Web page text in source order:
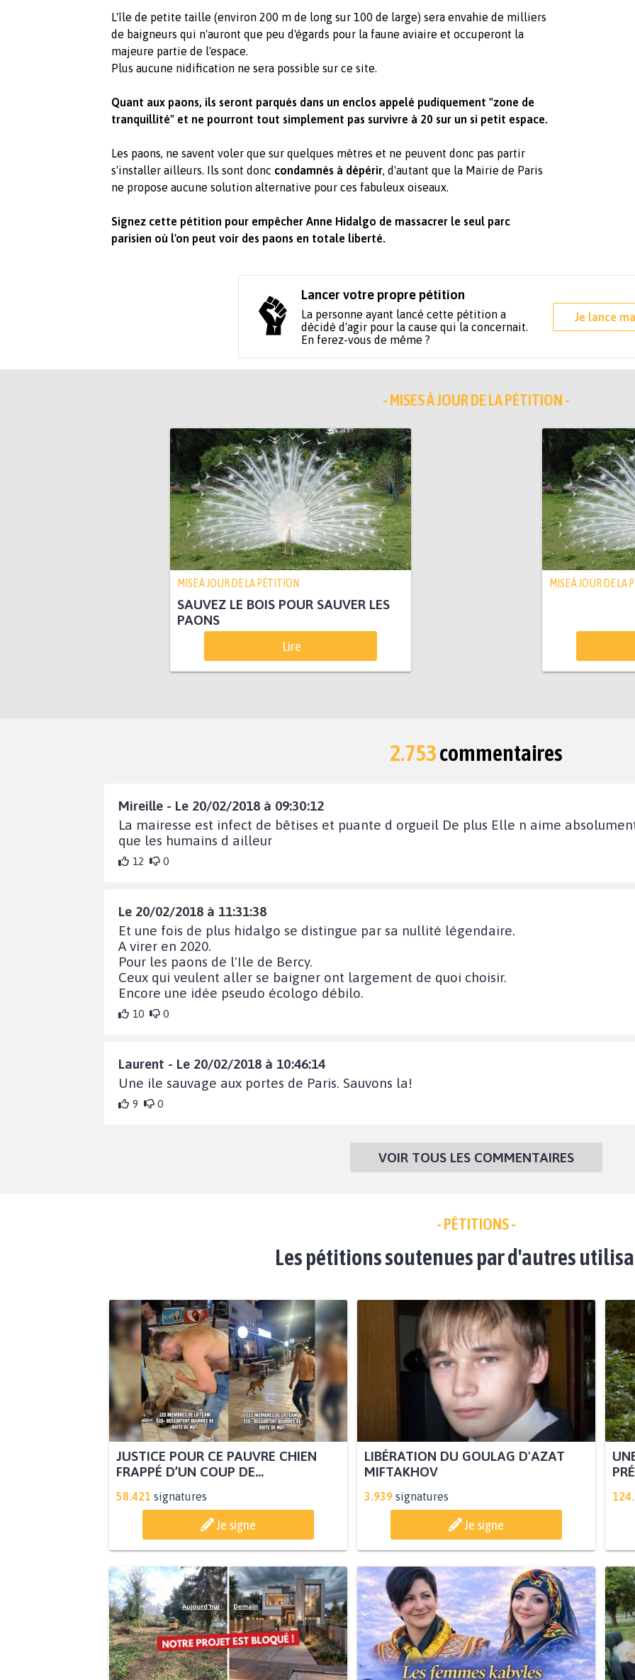
L'île de petite taille (environ 200 m de long sur 100 de large) sera envahie de milliers
de baigneurs qui n'auront que peu d'égards pour la faune aviaire et occuperont la
majeure partie de l'espace.
Plus aucune nidification ne sera possible sur ce site.
Quant aux paons, ils seront parqués dans un enclos appelé pudiquement "zone de
tranquillité" et ne pourront tout simplement pas survivre à 20 sur un si petit espace.
Les paons, ne savent voler que sur quelques mètres et ne peuvent donc pas partir
s'installer ailleurs. Ils sont donc condamnés à dépérir, d'autant que la Mairie de Paris
ne propose aucune solution alternative pour ces fabuleux oiseaux.
Signez cette pétition pour empêcher Anne Hidalgo de massacrer le seul parc
parisien où l'on peut voir des paons en totale liberté.
Lancer votre propre pétition
La personne ayant lancé cette pétition a
décidé d'agir pour la cause qui la concernait.
En ferez-vous de même ?
Je lance
- MISES À JOUR DE LA PÉTITION -
MISE À JOUR DE LA PÉTITION
SAUVEZ LE BOIS POUR SAUVER LES
PAONS
Lire
MISE À JOUR DE LA
2.753commentaires
Mireille - Le 20/02/2018 à 09:30:12
La mairesse est infect de bêtises et puante d orgueil De plus Elle n aime
que les humains d ailleur
12 0
Le 20/02/2018 à 11:31:38
Et une fois de plus hidalgo se distingue par sa nullité légendaire.
A virer en 2020.
Pour les paons de l'Ile de Bercy.
Ceux qui veulent aller se baigner ont largement de quoi choisir.
Encore une idée pseudo écologo débilo.
10 0
Laurent - Le 20/02/2018 à 10:46:14
Une ile sauvage aux portes de Paris. Sauvons la!
9 0
VOIR TOUS LES COMMENTAIRES
- PÉTITIONS -
Les pétitions soutenues par d'autres
JUSTICE POUR CE PAUVRE CHIEN
FRAPPÉ D’UN COUP DE...
58.421 signatures
Je signe
LIBÉRATION DU GOULAG D'AZAT
MIFTAKHOV
3.939 signatures
Je signe